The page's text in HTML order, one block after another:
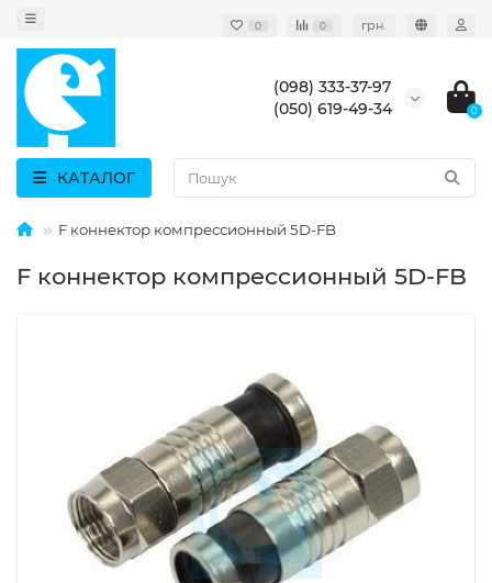
0 0 грн.
(098) 333-37-97
(050) 619-49-34
0
КАТАЛОГ
F коннектор компрессионный 5D-FB
F коннектор компрессионный 5D-FB